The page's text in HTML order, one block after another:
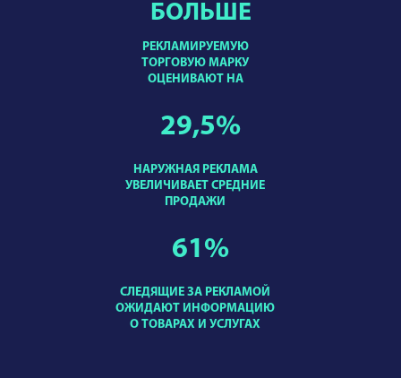
РЕКЛАМИРУЕМУЮ
ТОРГОВУЮ МАРКУ
ОЦЕНИВАЮТ НА
БОЛЬШЕ
НАРУЖНАЯ РЕКЛАМА
УВЕЛИЧИВАЕТ СРЕДНИЕ
ПРОДАЖИ
29,5%
СЛЕДЯЩИЕ ЗА РЕКЛАМОЙ
ОЖИДАЮТ ИНФОРМАЦИЮ
О ТОВАРАХ И УСЛУГАХ
61%